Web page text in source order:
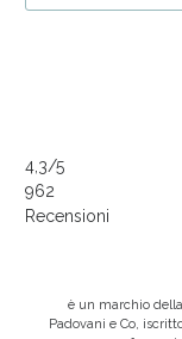
4,3/5
962
Recensioni
è un marchio
Padovani e Co,